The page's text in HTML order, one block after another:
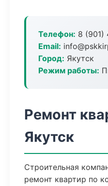
Телефон: 8 (901)
Email:
Город: Якутск
Режим работы:
Ремонт
Якутск
Строительная
ремонт квартир по